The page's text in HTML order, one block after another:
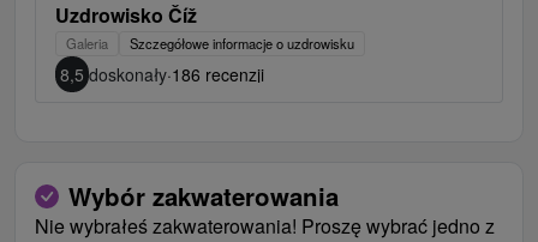
Uzdrowisko Číž
Galeria Szczegółowe informacje o uzdrowisku
8,5 doskonały·186 recenzji
Wybór zakwaterowania
Nie wybrałeś zakwaterowania! Proszę wybrać jedno z